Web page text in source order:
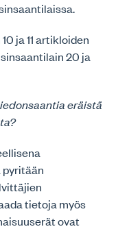
ja 11 artikloiden
20 ja
eräistä
tietoja myös
ovat